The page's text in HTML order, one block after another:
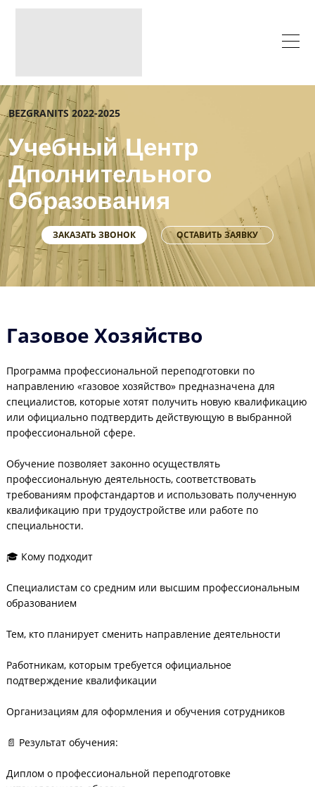
BEZGRANITS 2022-2025
Учебный Центр
Дполнительного
Образования
ЗАКАЗАТЬ ЗВОНОК ОСТАВИТЬ ЗАЯВКУ
Газовое Хозяйство
Программа профессиональной переподготовки по
направлению «газовое хозяйство» предназначена для
специалистов, которые хотят получить новую квалификацию
или официально подтвердить действующую в выбранной
профессиональной сфере.
Обучение позволяет законно осуществлять
профессиональную деятельность, соответствовать
требованиям профстандартов и использовать полученную
квалификацию при трудоустройстве или работе по
специальности.
🎓 Кому подходит
Специалистам со средним или высшим профессиональным
образованием
Тем, кто планирует сменить направление деятельности
Работникам, которым требуется официальное
подтверждение квалификации
Организациям для оформления и обучения сотрудников
📄 Результат обучения:
Диплом о профессиональной переподготовке